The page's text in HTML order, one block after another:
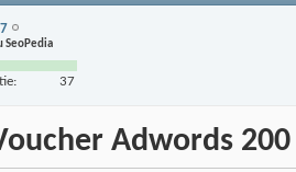
SeoPedia
37
Adwords